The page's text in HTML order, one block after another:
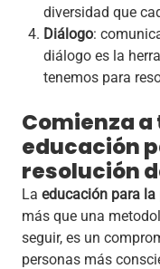
diversidad que
Diálogo:
diálogo es la
tenemos para
Comienza
educación
resolución
La educación para la
más que una
seguir, es un
personas más